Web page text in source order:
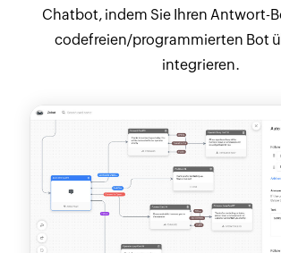
Chatbot, indem Sie Ihren Antwort-
codefreien/programmierten Bot
integrieren.